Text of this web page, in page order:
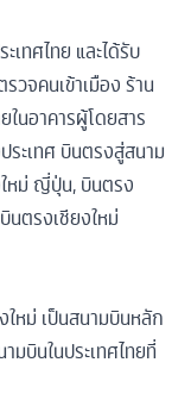
ทศไทย และได้รับ
วจคนเข้าเมือง ร้าน
ในอาคารผู้โดยสาร
ะเทศ บินตรงสู่สนาม
ใหม่ ญี่ปุ่น, บินตรง
นตรงเชียงใหม่
ใหม่ เป็นสนามบินหลัก
มบินในประเทศไทยที่